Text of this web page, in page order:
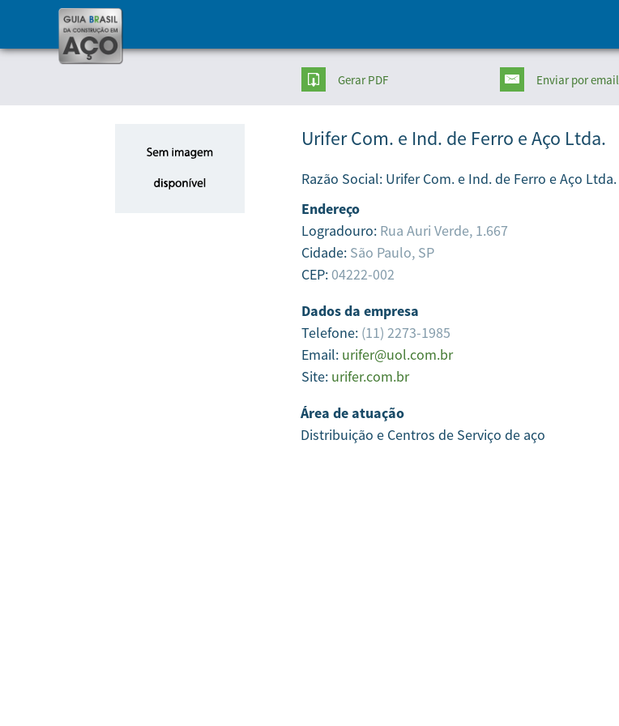
Gerar PDF Enviarpor email
Urifer Com. e Ind. de Ferro e Aço Ltda.
Razão Social: Urifer Com. e Ind. de Ferro e Aço Ltda.
Endereço
Logradouro: Rua Auri Verde, 1.667
Cidade: São Paulo, SP
CEP: 04222-002
Dados da empresa
Telefone: (11) 2273-1985
Email: urifer@uol.com.br
Site: urifer.com.br
Área de atuação
Distribuição e Centros de Serviço de aço